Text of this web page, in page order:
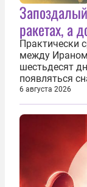
ракетах, а
Практически
между
шестьдесят
появляться
вовсе
в войне.
киевского
6 августа 2026